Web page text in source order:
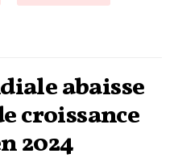
abaisse
croissance
2024